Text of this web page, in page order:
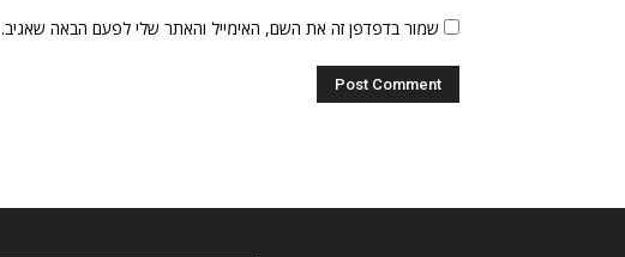
שמור בדפדפן זה את השם, האימייל והאתר שלי לפעם הבאה שאגיב.